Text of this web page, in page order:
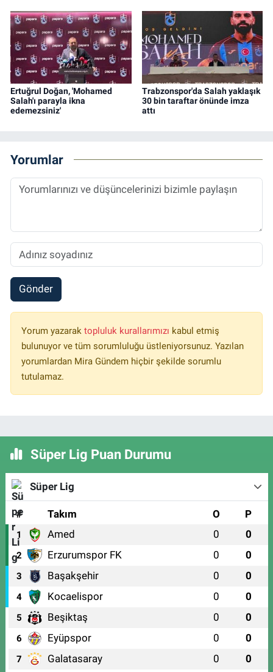
Ertuğrul Doğan, 'Mohamed
Salah'ı parayla ikna
edemezsiniz'
Trabzonspor'da Salah yaklaşık
30 bin taraftar önünde imza
attı
Yorumlar
Gönder
Yorum yazarak topluluk kurallarımızı kabul etmiş
bulunuyor ve tüm sorumluluğu üstleniyorsunuz. Yazılan
yorumlardan Mira Gündem hiçbir şekilde sorumlu
tutulamaz.
Süper Lig Puan Durumu
Süper Lig
# Takım O P
1 Amed 0 0
2 Erzurumspor FK 0 0
3 Başakşehir 0 0
4 Kocaelispor 0 0
5 Beşiktaş 0 0
6 Eyüpspor 0 0
7 Galatasaray 0 0